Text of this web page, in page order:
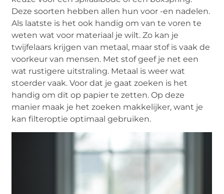
Deze soorten hebben allen hun voor -en nadelen.
Als laatste is het ook handig om van te voren te
weten wat voor materiaal je wilt. Zo kan je
twijfelaars krijgen van metaal, maar stof is vaak de
voorkeur van mensen. Met stof geef je net een
wat rustigere uitstraling. Metaal is weer wat
stoerder vaak. Voor dat je gaat zoeken is het
handig om dit op papier te zetten. Op deze
manier maak je het zoeken makkelijker, want je
kan filteroptie optimaal gebruiken.